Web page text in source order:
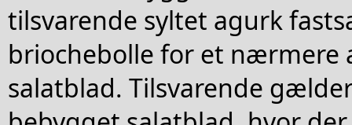
tilsvarende syltet agurk
briochebolle for et nærmere
salatblad. Tilsvarende